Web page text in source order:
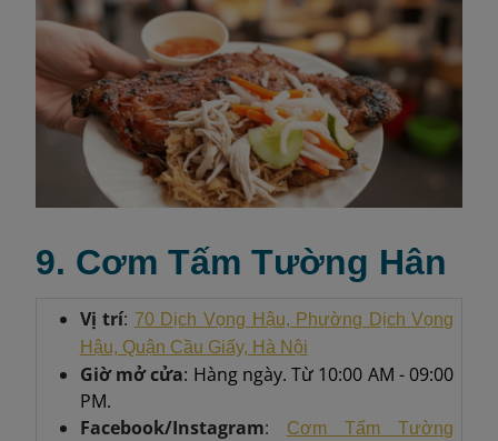
9. Cơm Tấm Tường Hân
Vị trí: 70 Dịch Vọng Hậu, Phường Dịch Vọng
Hậu, Quận Cầu Giấy, Hà Nội
Giờ mở cửa: Hàng ngày. Từ 10:00 AM - 09:00
PM.
Facebook/Instagram:
Cơm Tấm Tường